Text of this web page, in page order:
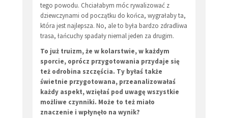
tego powodu. Chciałabym móc rywalizować z
dziewczynami od początku do końca, wygrałaby ta,
która jest najlepsza. No, ale to była bardzo zdradliwa
trasa, łańcuchy spadały niemal jeden za drugim.
To już truizm, że w kolarstwie, w każdym
sporcie, oprócz przygotowania przydaje się
też odrobina szczęścia. Ty byłaś także
świetnie przygotowana, przeanalizowałaś
każdy aspekt, wzięłaś pod uwagę wszystkie
możliwe czynniki. Może to też miało
znaczenie i wpłynęło na wynik?